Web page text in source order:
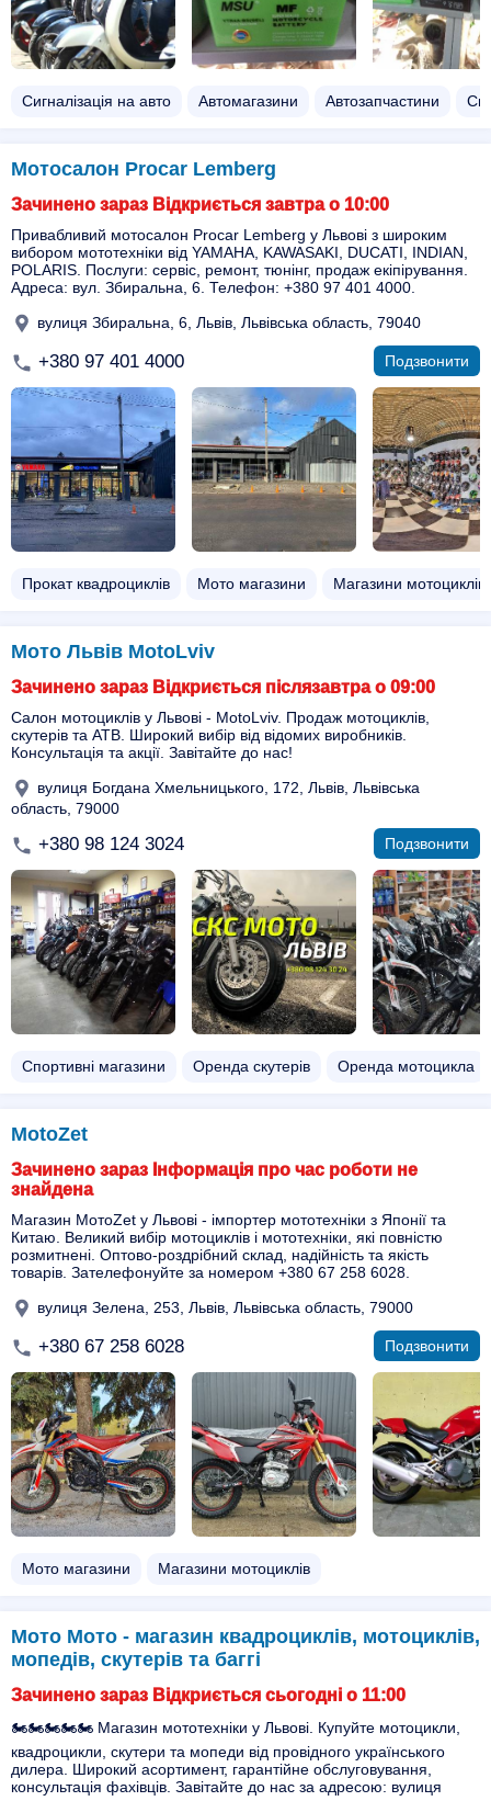
Сигналізація на авто Автомагазини Автозапчастини
Мотосалон Procar Lemberg
Зачинено зараз Відкриється завтра о 10:00
Привабливий мотосалон Procar Lemberg у Львові з широким
вибором мототехніки від YAMAHA, KAWASAKI, DUCATI, INDIAN,
POLARIS. Послуги: сервіс, ремонт, тюнінг, продаж екіпірування.
Адреса: вул. Збиральна, 6. Телефон: +380 97 401 4000.
вулиця Збиральна, 6, Львів, Львівська область, 79040
+380 97 401 4000 Подзвонити
Прокат квадроциклів Мото магазини Магазини мотоциклів
Мото Львів MotoLviv
Зачинено зараз Відкриється післязавтра о 09:00
Салон мотоциклів у Львові - MotoLviv. Продаж мотоциклів,
скутерів та АТВ. Широкий вибір від відомих виробників.
Консультація та акції. Завітайте до нас!
вулиця Богдана Хмельницького, 172, Львів, Львівська
область, 79000
+380 98 124 3024 Подзвонити
Спортивні магазини Оренда скутерів Оренда мотоцикла
MotoZet
Зачинено зараз Інформація про час роботи не
знайдена
Магазин МотоZet у Львові - імпортер мототехніки з Японії та
Китаю. Великий вибір мотоциклів і мототехніки, які повністю
розмитнені. Оптово-роздрібний склад, надійність та якість
товарів. Зателефонуйте за номером +380 67 258 6028.
вулиця Зелена, 253, Львів, Львівська область, 79000
+380 67 258 6028 Подзвонити
Мото магазини Магазини мотоциклів
Мото Мото - магазин квадроциклів, мотоциклів,
мопедів, скутерів та баггі
Зачинено зараз Відкриється сьогодні о 11:00
🏍️🏍️🏍️🏍️🏍️ Магазин мототехніки у Львові. Купуйте мотоцикли,
квадроцикли, скутери та мопеди від провідного українського
дилера. Широкий асортимент, гарантійне обслуговування,
консультація фахівців. Завітайте до нас за адресою: вулиця